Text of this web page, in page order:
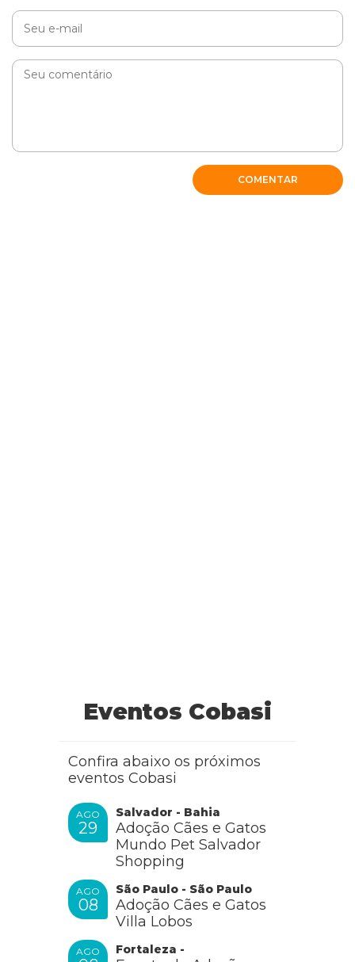
COMENTAR
Eventos Cobasi
Confira abaixo os próximos
eventos Cobasi
AGO
29
Salvador - Bahia
Adoção Cães e Gatos
Mundo Pet Salvador
Shopping
AGO
08
São Paulo - São Paulo
Adoção Cães e Gatos
Villa Lobos
AGO Fortaleza -